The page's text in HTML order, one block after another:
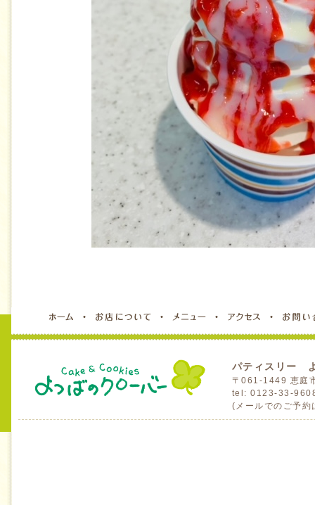
パティスリー
〒061-1449 恵庭
tel: 0123-33-
(メールでのご予約